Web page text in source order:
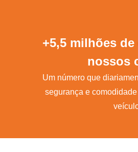
+5,5 milhões
nossos
Um número que
segurança e